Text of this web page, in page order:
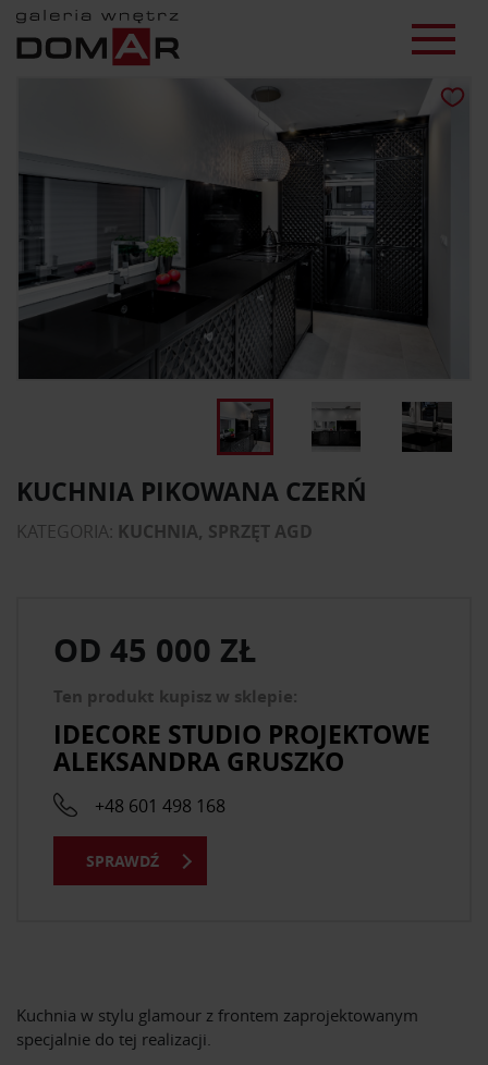
KUCHNIA PIKOWANA CZERŃ
KATEGORIA: KUCHNIA, SPRZĘT AGD
Kuchnia w stylu glamour z frontem zaprojektowanym
specjalnie do tej realizacji.
OD 45 000 ZŁ
Ten produkt kupisz w sklepie:
IDECORE STUDIO PROJEKTOWE
ALEKSANDRA GRUSZKO
+48 601 498 168
SPRAWDŹ